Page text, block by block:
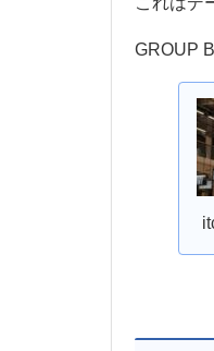
GROUP